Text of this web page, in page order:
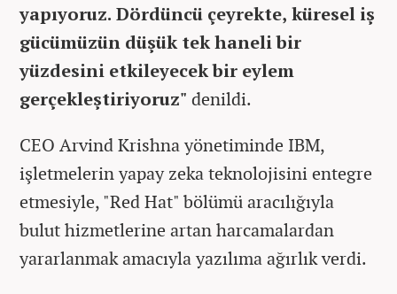
yapıyoruz. Dördüncü çeyrekte, küresel iş
gücümüzün düşük tek haneli bir
yüzdesini etkileyecek bir eylem
gerçekleştiriyoruz" denildi.
CEO Arvind Krishna yönetiminde IBM,
işletmelerin yapay zeka teknolojisini entegre
etmesiyle, "Red Hat" bölümü aracılığıyla
bulut hizmetlerine artan harcamalardan
yararlanmak amacıyla yazılıma ağırlık verdi.